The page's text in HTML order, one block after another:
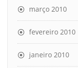
março 2010
fevereiro 2010
janeiro 2010